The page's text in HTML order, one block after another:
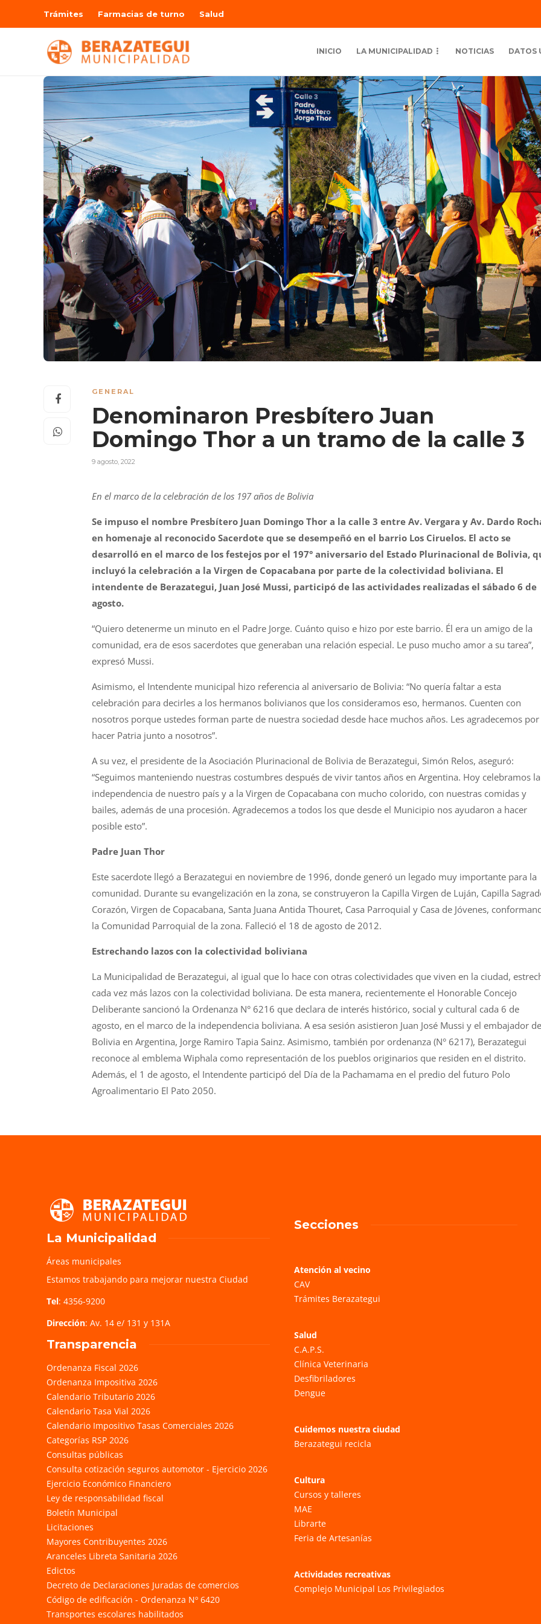
Trámites Farmacias de turno Salud
INICIO LA MUNICIPALIDAD NOTICIAS DATOS
GENERAL
Denominaron Presbítero Juan
Domingo Thor a un tramo de la calle 3
9 agosto, 2022
En el marco de la celebración de los 197 años de Bolivia
Se impuso el nombre Presbítero Juan Domingo Thor a la calle 3 entre Av. Vergara y Av. Dardo
en homenaje al reconocido Sacerdote que se desempeñó en el barrio Los Ciruelos. El acto se
desarrolló en el marco de los festejos por el 197° aniversario del Estado Plurinacional de Bolivia,
incluyó la celebración a la Virgen de Copacabana por parte de la colectividad boliviana. El
intendente de Berazategui, Juan José Mussi, participó de las actividades realizadas el sábado 6 de
agosto.
“Quiero detenerme un minuto en el Padre Jorge. Cuánto quiso e hizo por este barrio. Él era un amigo de la
comunidad, era de esos sacerdotes que generaban una relación especial. Le puso mucho amor a su tarea”,
expresó Mussi.
Asimismo, el Intendente municipal hizo referencia al aniversario de Bolivia: “No quería faltar a esta
celebración para decirles a los hermanos bolivianos que los consideramos eso, hermanos. Cuenten con
nosotros porque ustedes forman parte de nuestra sociedad desde hace muchos años. Les agradecemos por
hacer Patria junto a nosotros”.
A su vez, el presidente de la Asociación Plurinacional de Bolivia de Berazategui, Simón Relos, aseguró:
“Seguimos manteniendo nuestras costumbres después de vivir tantos años en Argentina. Hoy celebramos la
independencia de nuestro país y a la Virgen de Copacabana con mucho colorido, con nuestras comidas y
bailes, además de una procesión. Agradecemos a todos los que desde el Municipio nos ayudaron a hacer
posible esto”.
Padre Juan Thor
Este sacerdote llegó a Berazategui en noviembre de 1996, donde generó un legado muy importante para la
comunidad. Durante su evangelización en la zona, se construyeron la Capilla Virgen de Luján, Capilla
Corazón, Virgen de Copacabana, Santa Juana Antida Thouret, Casa Parroquial y Casa de Jóvenes,
la Comunidad Parroquial de la zona. Falleció el 18 de agosto de 2012.
Estrechando lazos con la colectividad boliviana
La Municipalidad de Berazategui, al igual que lo hace con otras colectividades que viven en la ciudad,
cada vez más lazos con la colectividad boliviana. De esta manera, recientemente el Honorable Concejo
Deliberante sancionó la Ordenanza N° 6216 que declara de interés histórico, social y cultural cada 6 de
agosto, en el marco de la independencia boliviana. A esa sesión asistieron Juan José Mussi y el embajador de
Bolivia en Argentina, Jorge Ramiro Tapia Sainz. Asimismo, también por ordenanza (N° 6217), Berazategui
reconoce al emblema Wiphala como representación de los pueblos originarios que residen en el distrito.
Además, el 1 de agosto, el Intendente participó del Día de la Pachamama en el predio del futuro Polo
Agroalimentario El Pato 2050.
La Municipalidad
Áreas municipales
Estamos trabajando para mejorar nuestra Ciudad
Tel: 4356-9200
Dirección: Av. 14 e/ 131 y 131A
Transparencia
Ordenanza Fiscal 2026
Ordenanza Impositiva 2026
Calendario Tributario 2026
Calendario Tasa Vial 2026
Calendario Impositivo Tasas Comerciales 2026
Categorías RSP 2026
Consultas públicas
Consulta cotización seguros automotor - Ejercicio 2026
Ejercicio Económico Financiero
Ley de responsabilidad fiscal
Boletín Municipal
Licitaciones
Mayores Contribuyentes 2026
Aranceles Libreta Sanitaria 2026
Edictos
Decreto de Declaraciones Juradas de comercios
Código de edificación - Ordenanza Nº 6420
Transportes escolares habilitados
Secciones
Atención al vecino
CAV
Trámites Berazategui
Salud
C.A.P.S.
Clínica Veterinaria
Desfibriladores
Dengue
Cuidemos nuestra ciudad
Berazategui recicla
Cultura
Cursos y talleres
MAE
Librarte
Feria de Artesanías
Actividades recreativas
Complejo Municipal Los Privilegiados